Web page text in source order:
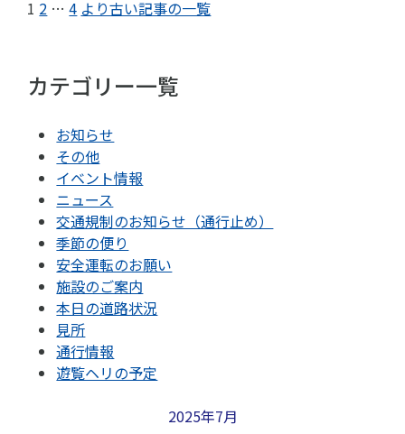
1 2 … 4 より古い記事の一覧
カテゴリー一覧
お知らせ
その他
イベント情報
ニュース
交通規制のお知らせ（通行止め）
季節の便り
安全運転のお願い
施設のご案内
本日の道路状況
見所
通行情報
遊覧ヘリの予定
2025年7月